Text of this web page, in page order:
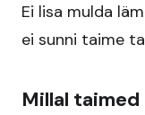
Ei lisa mulda
ei sunni taime
Millal